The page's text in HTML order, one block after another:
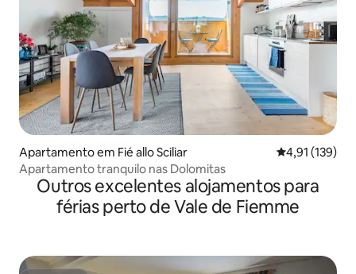
Apartamento em Fié allo Sciliar Classificação
4,91 (139)
Apartamento tranquilo nas Dolomitas
Outros excelentes alojamentos para
férias perto de Vale de Fiemme